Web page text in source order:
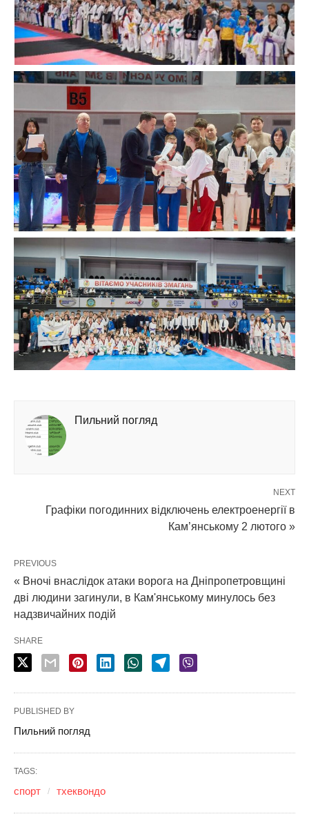
Пильний погляд
NEXT
Графіки погодинних відключень електроенергії в
Кам’янському 2 лютого »
PREVIOUS
« Вночі внаслідок атаки ворога на Дніпропетровщині
дві людини загинули, в Кам'янському минулось без
надзвичайних подій
SHARE
PUBLISHED BY
Пильний погляд
TAGS:
спорт тхеквондо